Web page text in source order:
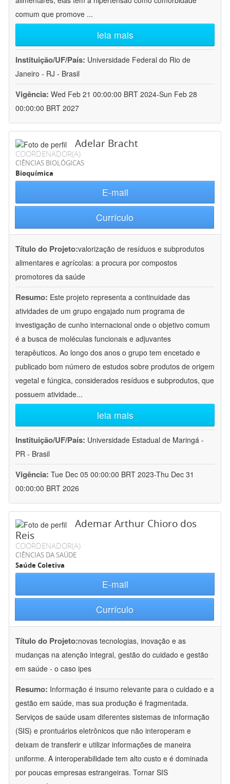
comum que promove ...
leia mais
Instituição/UF/País: Universidade Federal do Rio de
Janeiro - RJ - Brasil
Vigência: Wed Feb 21 00:00:00 BRT 2024-Sun Feb 28
00:00:00 BRT 2027
Adelar Bracht
COORDENADOR(A)
CIÊNCIAS BIOLÓGICAS
Bioquímica
E-mail
Currículo
Título do Projeto:valorização de resíduos e subprodutos
alimentares e agrícolas: a procura por compostos
promotores da saúde
Resumo: Este projeto representa a continuidade das
atividades de um grupo engajado num programa de
investigação de cunho internacional onde o objetivo comum
é a busca de moléculas funcionais e adjuvantes
terapêuticos. Ao longo dos anos o grupo tem encetado e
publicado bom número de estudos sobre produtos de origem
vegetal e fúngica, considerados resíduos e subprodutos, que
possuem atividade...
leia mais
Instituição/UF/País: Universidade Estadual de Maringá -
PR - Brasil
Vigência: Tue Dec 05 00:00:00 BRT 2023-Thu Dec 31
00:00:00 BRT 2026
Ademar Arthur Chioro dos
Reis
COORDENADOR(A)
CIÊNCIAS DA SAÚDE
Saúde Coletiva
E-mail
Currículo
Título do Projeto:novas tecnologias, inovação e as
mudanças na atenção integral, gestão do cuidado e gestão
em saúde - o caso ipes
Resumo: Informação é insumo relevante para o cuidado e a
gestão em saúde, mas sua produção é fragmentada.
Serviços de saúde usam diferentes sistemas de informação
(SIS) e prontuários eletrônicos que não interoperam e
deixam de transferir e utilizar informações de maneira
uniforme. A interoperabilidade tem alto custo e é dominada
por poucas empresas estrangeiras. Tornar SIS